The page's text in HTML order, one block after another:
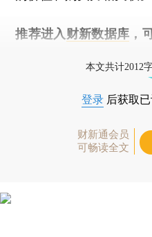
推荐进入 财新数据库 ，
本文共计2012
登录 后获取
财新通会员
可畅读全文